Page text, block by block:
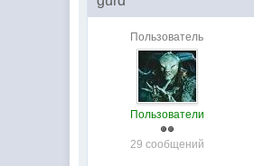
Пользователь
Пользователи
29 сообщений